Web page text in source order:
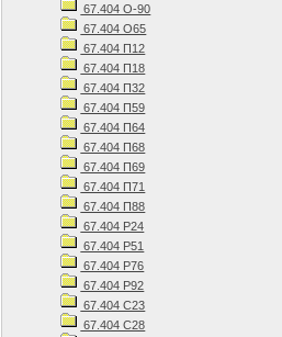
67.404 О-90
67.404 О65
67.404 П12
67.404 П18
67.404 П32
67.404 П59
67.404 П64
67.404 П68
67.404 П69
67.404 П71
67.404 П88
67.404 Р24
67.404 Р51
67.404 Р76
67.404 Р92
67.404 С23
67.404 С28